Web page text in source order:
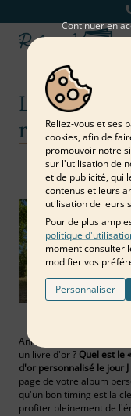
Les bons
réussi
Notre blog Livre d'or
Anniversaire, mariage
un livre d'or ? Quel est le
d'or personnalisé le jour J
page de votre album
qu'un bon timing est la
profiter pleinement de
Continuer en
Reliez‑vous et ses
cookies, afin de
promouvoir notre
sur l'utilisation de
et de publicité, qui
contenus et leurs
utilisation de leurs
Pour de plus
politique
moment consulter
modifier vos
Personnaliser